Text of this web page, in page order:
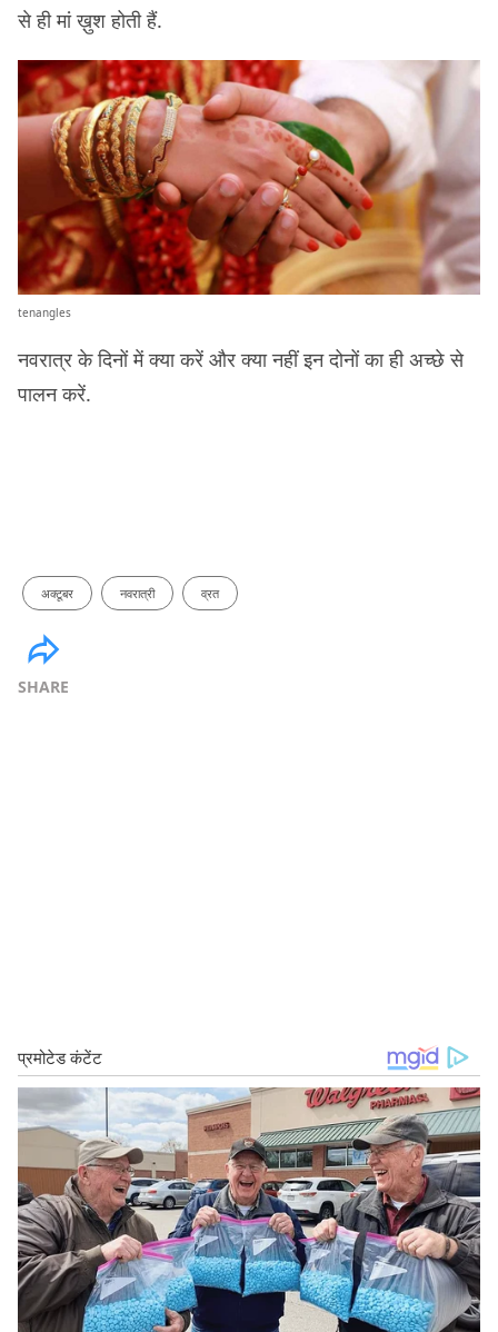
से ही मां ख़ुश होती हैं.
tenangles
नवरात्र के दिनों में क्या करें और क्या नहीं इन दोनों का ही अच्छे से
पालन करें.
अक्टूबर नवरात्री व्रत
SHARE